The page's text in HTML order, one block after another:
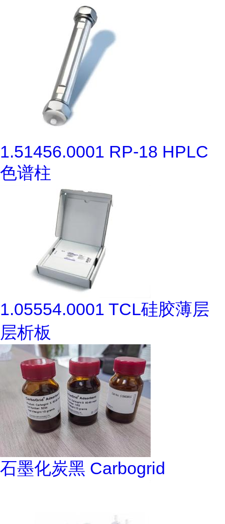
1.51456.0001 RP-18 HPLC
色谱柱
1.05554.0001 TCL硅胶薄层
层析板
石墨化炭黑 Carbogrid